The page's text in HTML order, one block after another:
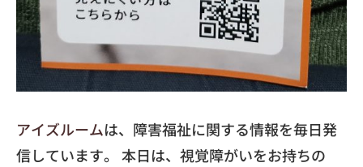
アイズルームは、障害福祉に関する情報を毎日発
信しています。 本日は、視覚障がいをお持ちの